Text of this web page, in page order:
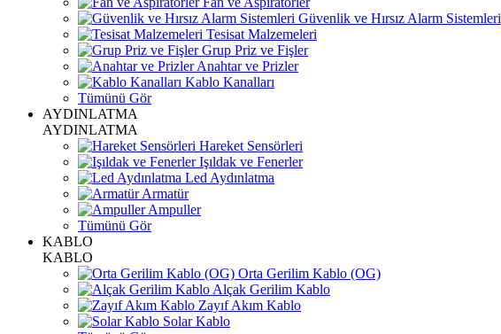
Güvenlik ve Hırsız Alarm Sistemleri
Tesisat Malzemeleri
Grup Priz ve Fişler
Anahtar ve Prizler
Kablo Kanalları
Tümünü Gör
AYDINLATMA
AYDINLATMA
Hareket Sensörleri
Işıldak ve Fenerler
Led Aydınlatma
Armatür
Ampuller
Tümünü Gör
KABLO
KABLO
Orta Gerilim Kablo (OG)
Alçak Gerilim Kablo
Zayıf Akım Kablo
Solar Kablo